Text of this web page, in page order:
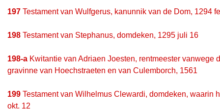
197 Testament van Wulfgerus, kanunnik van de Dom, 1294
198 Testament van Stephanus, domdeken, 1295 juli 16
198-a Kwitantie van Adriaen Joesten, rentmeester
gravinne van Hoechstraeten en van Culemborch, 1561
199 Testament van Wilhelmus Clewardi, domdeken, waarin
okt. 12